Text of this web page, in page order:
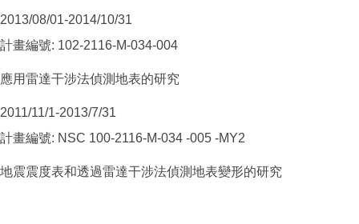
2013/08/01-2014/10/31
計畫編號: 102-2116-M-034-004
應用雷達干涉法偵測地表的研究
2011/11/1-2013/7/31
計畫編號: NSC 100-2116-M-034 -005 -MY2
地震震度表和透過雷達干涉法偵測地表變形的研究